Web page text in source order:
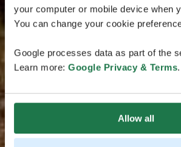
your computer or mobile device when
You can change your cookie
Google processes data as part of the
Learn more: Google Privacy & Terms.
Allow all